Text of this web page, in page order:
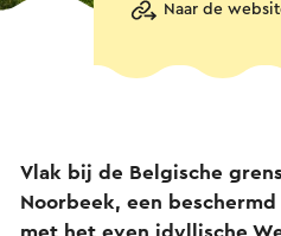
Naar de
Vlak bij de Belgische
Noorbeek, een
met het even idyllische